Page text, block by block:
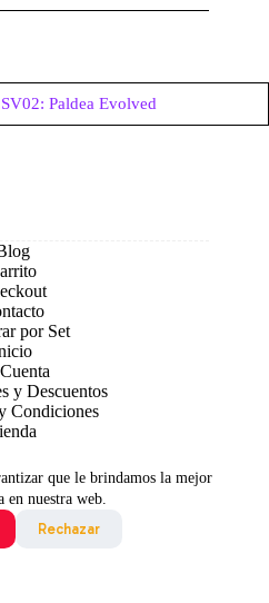
que le brindamos la mejor
en nuestra web.
Rechazar
SV02: Paldea Evolved
por Set
y Descuentos
Condiciones
de Copyright © 2026 TCG